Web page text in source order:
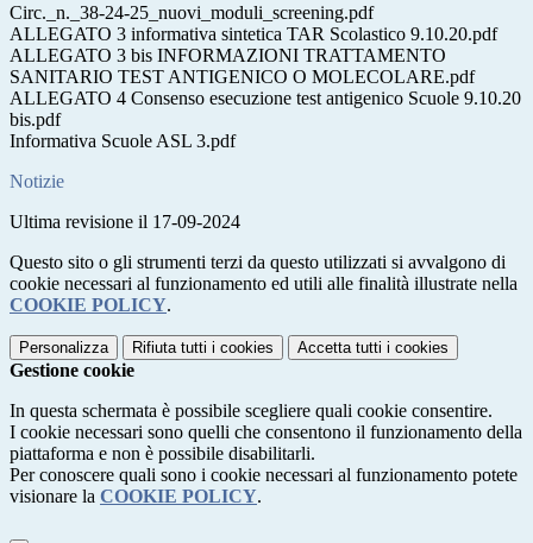
Circ._n._38-24-25_nuovi_moduli_screening.pdf
ALLEGATO 3 informativa sintetica TAR Scolastico 9.10.20.pdf
ALLEGATO 3 bis INFORMAZIONI TRATTAMENTO
SANITARIO TEST ANTIGENICO O MOLECOLARE.pdf
ALLEGATO 4 Consenso esecuzione test antigenico Scuole 9.10.20
bis.pdf
Informativa Scuole ASL 3.pdf
Notizie
Ultima revisione il 17-09-2024
Questo sito o gli strumenti terzi da questo utilizzati si avvalgono di
cookie necessari al funzionamento ed utili alle finalità illustrate nella
COOKIE POLICY.
Personalizza Rifiuta tutti i cookies Accetta tutti i cookies
Gestione cookie
In questa schermata è possibile scegliere quali cookie consentire.
I cookie necessari sono quelli che consentono il funzionamento della
piattaforma e non è possibile disabilitarli.
Per conoscere quali sono i cookie necessari al funzionamento potete
visionare la COOKIE POLICY.